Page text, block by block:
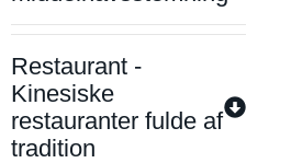
Restaurant -
Kinesiske
restauranter fulde af
tradition